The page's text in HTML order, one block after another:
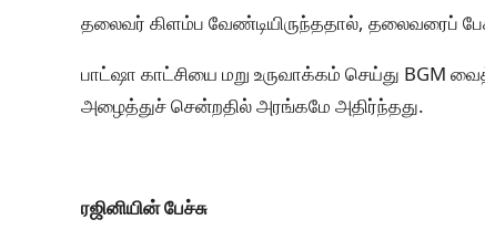
தலைவர் கிளம்ப வேண்டியிருந்ததால், தலைவரைப்
பாட்ஷா காட்சியை மறு உருவாக்கம் செய்து BGM
அழைத்துச் சென்றதில் அரங்கமே அதிர்ந்தது.
ரஜினியின் பேச்சு